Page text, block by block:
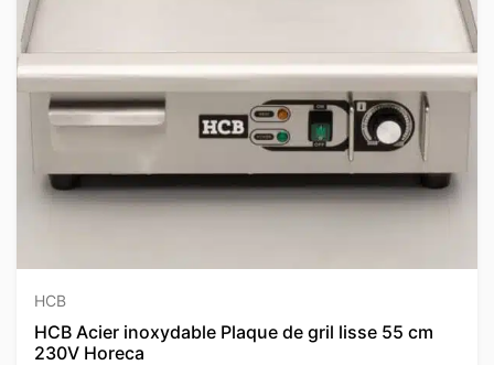
HCB
HCB Acier inoxydable Plaque de gril lisse 55 cm
230V Horeca